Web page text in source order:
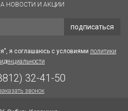
НОВОСТИ И АКЦИИ
подписаться
я соглашаюсь с условиями политики
32-41-50
звонок